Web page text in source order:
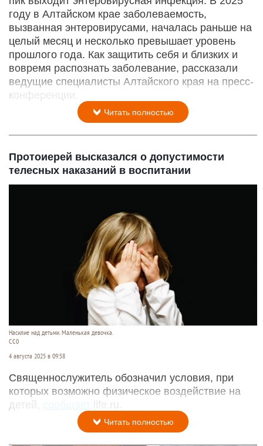
году в Алтайском крае заболеваемость,
вызванная энтеровирусами, началась раньше на
целый месяц и несколько превышает уровень
прошлого года. Как защитить себя и близких и
вовремя распознать заболевание, рассказали
ведущие специалисты Алтайского края на пресс-
конференции.
Читать полностью
Протоиерей высказался о допустимости
телесных наказаний в воспитании
Насилие над детьми. Маленькая девочка.
СС0
4 августа 2025 в 09:58
Священнослужитель обозначил условия, при
которых возможно физическое воздействие на
детей,
сообщает life.ru.
Читать полностью